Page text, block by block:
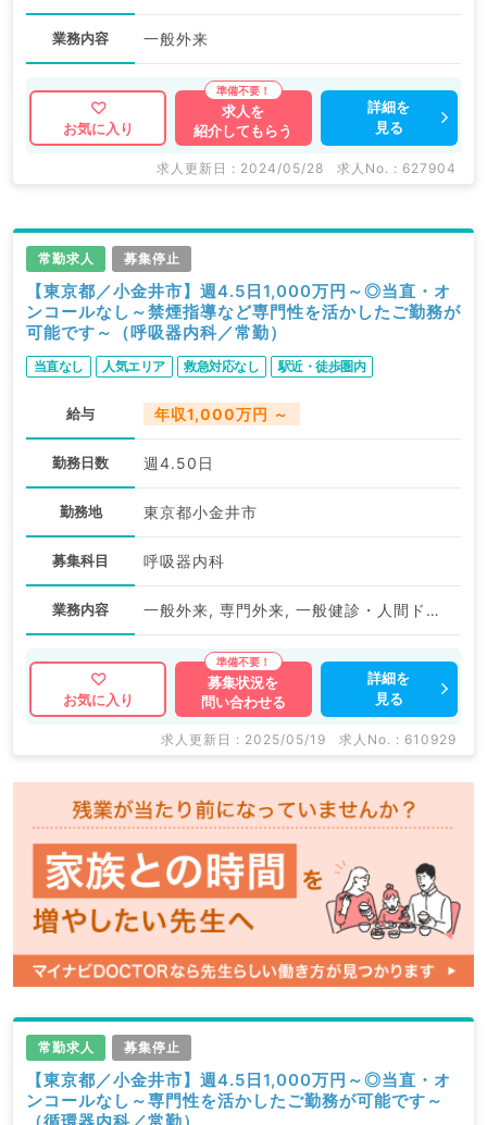
業務内容 一般外来
お気に入り
求人を
紹介してもらう
詳細を
見る
求人更新日 : 2024/05/28 求人No. : 627904
常勤求人 募集停止
【東京都／小金井市】週4.5日1,000万円～◎当直・オ
ンコールなし～禁煙指導など専門性を活かしたご勤務が
可能です～（呼吸器内科／常勤）
当直なし 人気エリア 救急対応なし 駅近・徒歩圏内
給与 年収1,000万円 ～
勤務日数 週4.50日
勤務地 東京都小金井市
募集科目 呼吸器内科
業務内容 一般外来, 専門外来, 一般健診・人間ドック
お気に入り
募集状況を
問い合わせる
詳細を
見る
求人更新日 : 2025/05/19 求人No. : 610929
常勤求人 募集停止
【東京都／小金井市】週4.5日1,000万円～◎当直・オ
ンコールなし～専門性を活かしたご勤務が可能です～